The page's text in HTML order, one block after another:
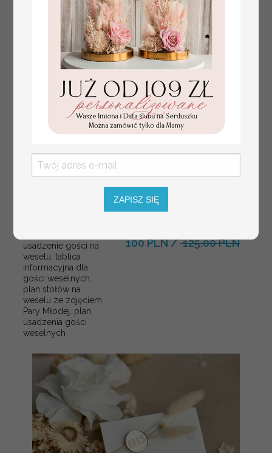
usadzenie gości na
weselu, tablica
informacyjna dla
gości weselnych,
plan stołów na
weselu ze zdjęciem
Pary Młodej, plan
usadzenia gości
weselnych
100 PLN/125.00 PLN
ZAPISZ SIĘ